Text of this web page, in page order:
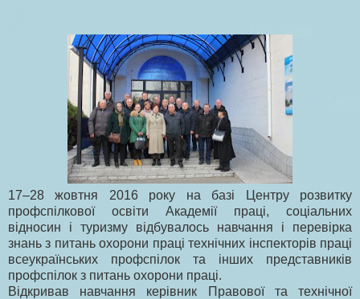
17–28 жовтня 2016 року на базі Центру розвитку
профспілкової освіти Академії праці, соціальних
відносин і туризму відбувалось навчання і перевірка
знань з питань охорони праці технічних інспекторів праці
всеукраїнських профспілок та інших представників
профспілок з питань охорони праці.
Відкривав навчання керівник Правової та технічної